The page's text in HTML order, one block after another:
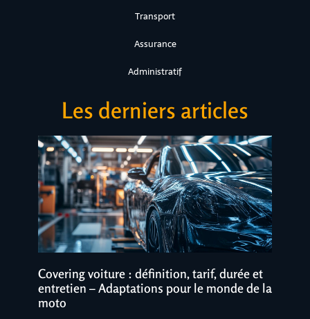
Transport
Assurance
Administratif
Les derniers articles
Covering voiture : définition, tarif, durée et
entretien – Adaptations pour le monde de la
moto